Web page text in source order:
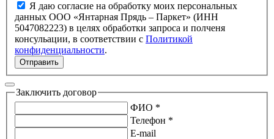
Я даю согласие на обработку моих персональных
данных ООО «Янтарная Прядь – Паркет» (ИНН
5047082223) в целях обработки запроса и полченя
консульации, в соответствии с Политикой
конфиденциальности.
Отправить
Заключить договор
ФИО *
Телефон *
E-mail